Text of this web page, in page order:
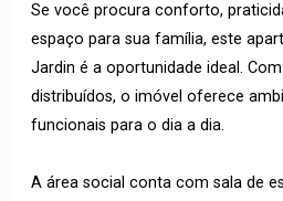
Se você procura conforto,
espaço para sua família, este
Jardin é a oportunidade ideal.
distribuídos, o imóvel oferece
funcionais para o dia a dia.
A área social conta com sala de